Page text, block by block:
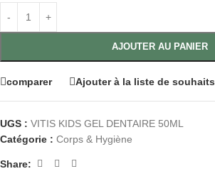
AJOUTER AU PANIER
comparer Ajouter à la liste de souhaits
UGS : VITIS KIDS GEL DENTAIRE 50ML
Catégorie : Corps & Hygiène
Share: